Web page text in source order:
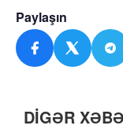
Paylaşın
DİGƏR